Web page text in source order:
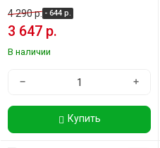
4 290 р. - 644 р.
3 647 р.
В наличии
− +
Купить